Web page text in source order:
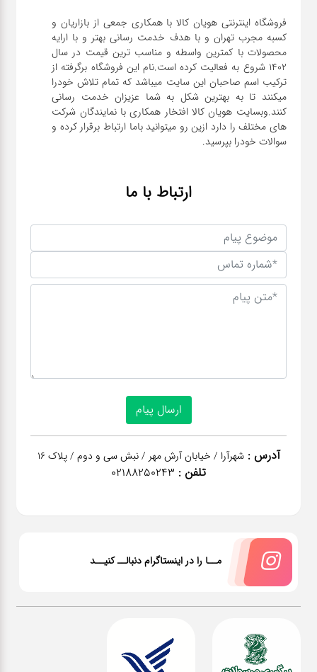
فروشگاه اینترنتی هویان کالا با همکاری جمعی از بازاریان و
کسبه مجرب تهران و با هدف خدمت رسانی بهتر و با ارایه
محصولات با کمترین واسطه و مناسب ترین قیمت در سال
1402 شروع به فعالیت کرده است.نام این فروشگاه برگرفته از
ترکیب اسم صاحبان این سایت میباشد که تمام تلاش خودرا
میکنند تا به بهترین شکل به شما عزیزان خدمت رسانی
کنند.وبسایت هویان کالا افتخار همکاری با نمایندگان شرکت
های مختلف را دارد ازین رو میتوانید باما ارتباط برقرار کرده و
سوالات خودرا بپرسید.
ارتباط با ما
آدرس : شهرآرا / خیابان آرش مهر / نبش سی و دوم / پلاک 16
تلفن : 02188250243
مــا را در اینستاگرام دنبالــ کنیــد